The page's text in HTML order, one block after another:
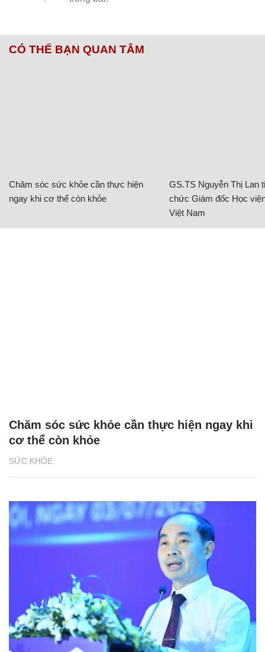
CÓ THỂ BẠN QUAN TÂM
Chăm sóc sức khỏe cần thực hiện
ngay khi cơ thể còn khỏe
GS.TS Nguyễn Thị Lan
chức Giám đốc Học
Việt Nam
SỨC KHỎE
Chăm sóc sức khỏe cần thực hiện ngay khi
cơ thể còn khỏe